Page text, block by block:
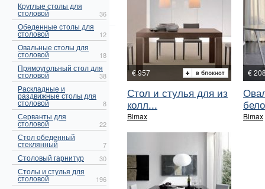
Круглые столы для
столовой 36
Обеденные столы для
столовой 12
Овальные столы для
столовой 18
Прямоугольный стол для
столовой 38
Раскладные и
раздвижные столы для
столовой 8
Серванты для
столовой 22
Стол обеденный
стеклянный 7
Столовый гарнитур 30
Столы и стулья для
столовой 196
€ 957
Стол и стулья для из
колл...
Bimax
€
Bimax